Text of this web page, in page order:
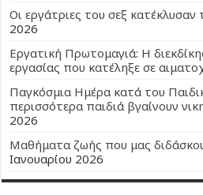
Οι εργάτριες του σεξ
2026
Εργατική Πρωτομαγιά: Η
εργασίας που κατέληξε σε
Παγκόσμια Ημέρα κατά του
περισσότερα παιδιά βγαίνουν
2026
Μαθήματα ζωής που μας
Ιανουαρίου 2026